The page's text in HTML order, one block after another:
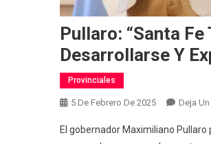
Pullaro: “Santa
Desarrollarse Y
Provinciales
5 De Febrero De 2025 Deja
El gobernador Maximiliano